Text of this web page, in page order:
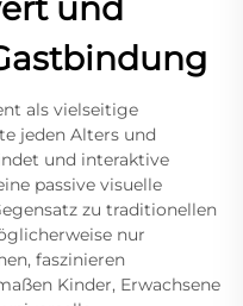
und
als vielseitige
jeden Alters und
und interaktive
passive visuelle
zu traditionellen
nur
faszinieren
Kinder, Erwachsene